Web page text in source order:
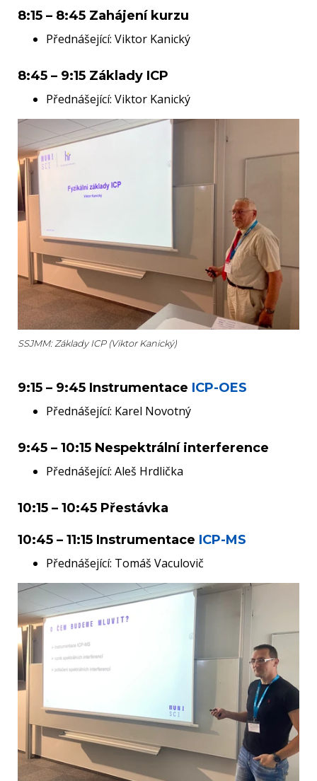
8:15 – 8:45 Zahájení kurzu
Přednášející: Viktor Kanický
8:45 – 9:15 Základy ICP
Přednášející: Viktor Kanický
SSJMM: Základy ICP (Viktor Kanický)
9:15 – 9:45 Instrumentace ICP-OES
Přednášející: Karel Novotný
9:45 – 10:15 Nespektrální interference
Přednášející: Aleš Hrdlička
10:15 – 10:45 Přestávka
10:45 – 11:15 Instrumentace ICP-MS
Přednášející: Tomáš Vaculovič